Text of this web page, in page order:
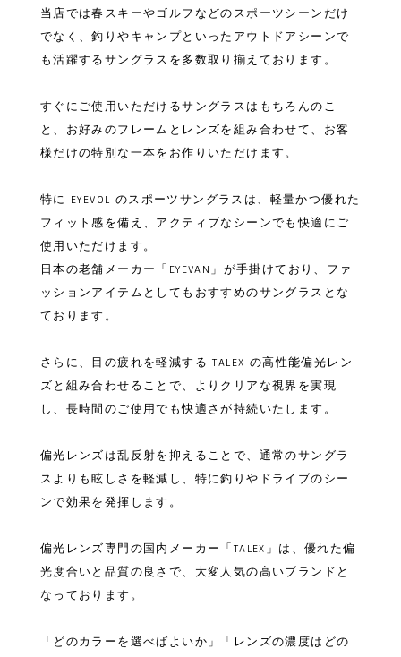
当店では春スキーやゴルフなどのスポーツシーンだけ
でなく、釣りやキャンプといったアウトドアシーンで
も活躍するサングラスを多数取り揃えております。
すぐにご使用いただけるサングラスはもちろんのこ
と、お好みのフレームとレンズを組み合わせて、お客
様だけの特別な一本をお作りいただけます。
特に EYEVOL のスポーツサングラスは、軽量かつ優れた
フィット感を備え、アクティブなシーンでも快適にご
使用いただけます。
日本の老舗メーカー「EYEVAN」が手掛けており、ファ
ッションアイテムとしてもおすすめのサングラスとな
ております。
さらに、目の疲れを軽減する TALEX の高性能偏光レン
ズと組み合わせることで、よりクリアな視界を実現
し、長時間のご使用でも快適さが持続いたします。
偏光レンズは乱反射を抑えることで、通常のサングラ
スよりも眩しさを軽減し、特に釣りやドライブのシー
ンで効果を発揮します。
偏光レンズ専門の国内メーカー「TALEX」は、優れた偏
光度合いと品質の良さで、大変人気の高いブランドと
なっております。
「どのカラーを選べばよいか」「レンズの濃度はどの